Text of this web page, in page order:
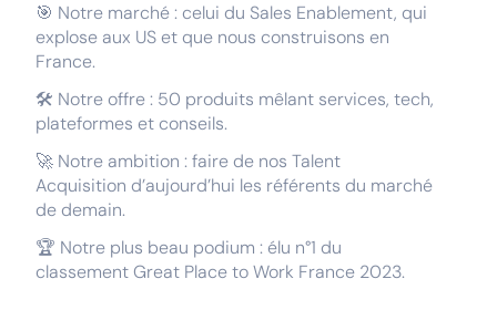
🎯 Notre marché : celui du Sales Enablement, qui
explose aux US et que nous construisons en
France.
🛠️ Notre offre : 50 produits mêlant services, tech,
plateformes et conseils.
🚀 Notre ambition : faire de nos Talent
Acquisition d’aujourd’hui les référents du marché
de demain.
🏆 Notre plus beau podium : élu n°1 du
classement Great Place to Work France 2023.